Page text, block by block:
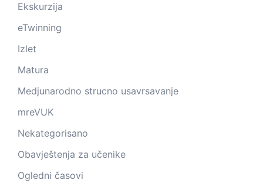
Ekskurzija
eTwinning
Izlet
Matura
Medjunarodno strucno usavrsavanje
mreVUK
Nekategorisano
Obavještenja za učenike
Ogledni časovi